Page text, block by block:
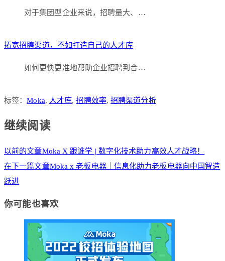
对于集团型企业来说，招聘量大、…
拓宽招聘渠道，不如打造自己的人才库
如何更快更准地帮助企业招聘到合…
标签：Moka, 人才库,招聘效率,招聘渠道分析
继续阅读
以前的文章Moka X 跟谁学 | 数字化技术助力高效人才战略！
在下一篇文章Moka x 老板电器｜信息化助力老板电器向中国智造
跃进
你可能也喜欢